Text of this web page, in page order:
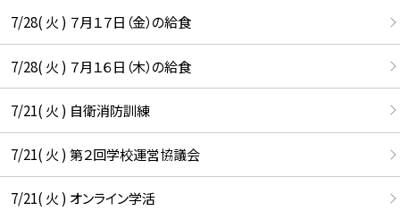
7/28( 火 ) ７月１７日（金）の給食
7/28( 火 ) ７月１６日（木）の給食
7/21( 火 ) 自衛消防訓練
7/21( 火 ) 第２回学校運営協議会
7/21( 火 ) オンライン学活